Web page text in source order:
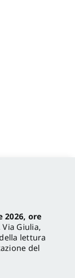
2026, ore
Giulia,
lettura
del